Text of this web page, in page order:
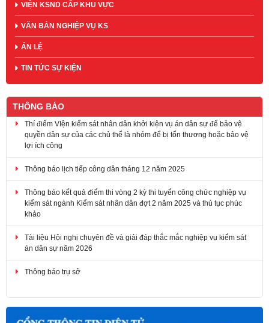
VIỆN KSND CẤP KHU VỰC
VĂN BẢN NGHIỆP VỤ KS
ÁN LỆ
TIN TỨC SỰ KIỆN
THÔNG BÁO
Thí điểm VIện kiểm sát nhân dân khởi kiện vụ án dân sự để bảo vệ
quyền dân sự của các chủ thể là nhóm để bị tổn thương hoặc bảo vệ
lợi ích công
kiểm sát ngành Kiểm sát nhân dân đợt 2 năm 2025 và thủ tục phúc
khảo
án dân sự năm 2026